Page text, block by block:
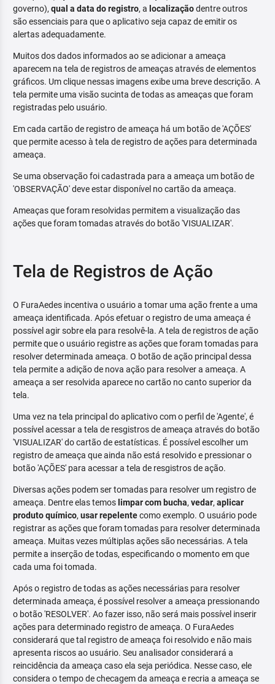
governo), qual a data do registro, a localizaçãodentre outros
são essenciais para que o aplicativo seja capaz de emitir os
alertas adequadamente.
Muitos dos dados informados ao se adicionar a ameaça
aparecem na tela de registros de ameaças através de elementos
gráficos. Um clique nessas imagens exibe uma breve descrição. A
tela permite uma visão sucinta de todas as ameaças que foram
registradas pelo usuário.
Em cada cartão de registro de ameaça há um botão de 'AÇÕES'
que permite acesso à tela de registro de ações para determinada
ameaça.
Se uma observação foi cadastrada para a ameaça um botão de
'OBSERVAÇÃO' deve estar disponível no cartão da ameaça.
Ameaças que foram resolvidas permitem a visualização das
ações que foram tomadas através do botão 'VISUALIZAR'.
Tela de Registros de Ação
O FuraAedes incentiva o usuário a tomar uma ação frente a uma
ameaça identificada. Após efetuar o registro de uma ameaça é
possível agir sobre ela para resolvê-la. A tela de registros de ação
permite que o usuário registre as ações que foram tomadas para
resolver determinada ameaça. O botão de ação principal dessa
tela permite a adição de nova ação para resolver a ameaça. A
ameaça a ser resolvida aparece no cartão no canto superior da
tela.
Uma vez na tela principal do aplicativo com o perfil de 'Agente', é
possível acessar a tela de resgistros de ameaça através do botão
'VISUALIZAR' do cartão de estatísticas. É possível escolher um
registro de ameaça que ainda não está resolvido e pressionar o
botão 'AÇÕES' para acessar a tela de resgistros de ação.
Diversas ações podem ser tomadas para resolver um registro de
ameaça. Dentre elas temos limpar com bucha, vedar, aplicar
produto químico, usar repelentecomo exemplo. O usuário pode
registrar as ações que foram tomadas para resolver determinada
ameaça. Muitas vezes múltiplas ações são necessárias. A tela
permite a inserção de todas, especificando o momento em que
cada uma foi tomada.
Após o registro de todas as ações necessárias para resolver
determinada ameaça, é possível resolver a ameaça pressionando
o botão 'RESOLVER'. Ao fazer isso, não será mais possível inserir
ações para determinado registro de ameaça. O FuraAedes
considerará que tal registro de ameaça foi resolvido e não mais
apresenta riscos ao usuário. Seu analisador considerará a
reincidência da ameaça caso ela seja periódica. Nesse caso, ele
considera o tempo de checagem da ameaça e recria a ameaça se